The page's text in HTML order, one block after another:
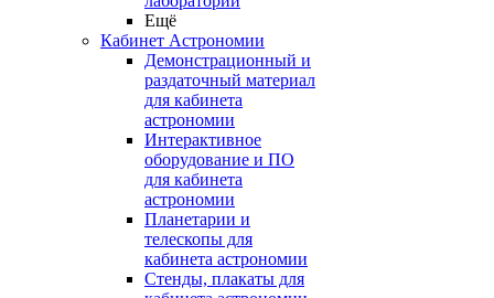
Ещё
Кабинет Астрономии
Демонстрационный и
раздаточный материал
для кабинета
астрономии
Интерактивное
оборудование и ПО
для кабинета
астрономии
Планетарии и
телескопы для
кабинета астрономии
Стенды, плакаты для